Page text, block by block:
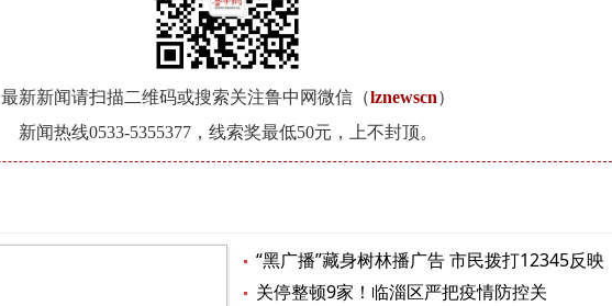
最新新闻请扫描二维码或搜索关注鲁中网微信（lznewscn）
新闻热线0533-5355377，线索奖最低50元，上不封顶。
“黑广播”藏身树林播广告 市民拨打12345反映
关停整顿9家！临淄区严把疫情防控关